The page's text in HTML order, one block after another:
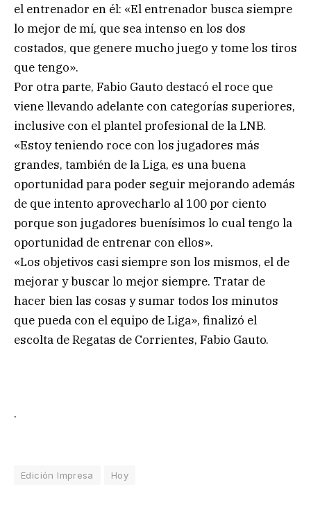
el entrenador en él: «El entrenador busca siempre
lo mejor de mí, que sea intenso en los dos
costados, que genere mucho juego y tome los tiros
que tengo».
Por otra parte, Fabio Gauto destacó el roce que
viene llevando adelante con categorías superiores,
inclusive con el plantel profesional de la LNB.
«Estoy teniendo roce con los jugadores más
grandes, también de la Liga, es una buena
oportunidad para poder seguir mejorando además
de que intento aprovecharlo al 100 por ciento
porque son jugadores buenísimos lo cual tengo la
oportunidad de entrenar con ellos».
«Los objetivos casi siempre son los mismos, el de
mejorar y buscar lo mejor siempre. Tratar de
hacer bien las cosas y sumar todos los minutos
que pueda con el equipo de Liga», finalizó el
escolta de Regatas de Corrientes, Fabio Gauto.
.
Edición Impresa Hoy